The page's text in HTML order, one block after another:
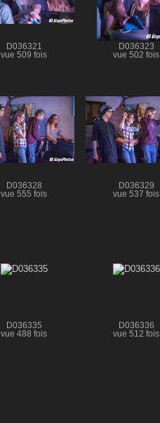
D036321
vue 509 fois
D036323
vue 502 fois
D036328
vue 555 fois
D036329
vue 537 fois
D036335
vue 488 fois
D036336
vue 512 fois